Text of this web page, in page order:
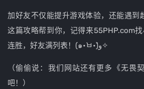
加好友不仅能提升游戏体验，还能遇到
这篇攻略帮到你，记得来55PHP.com
连胜，好友满列表！(๑•̀ㅂ•́)و✧
（偷偷说：我们网站还有更多《无畏
吧！）